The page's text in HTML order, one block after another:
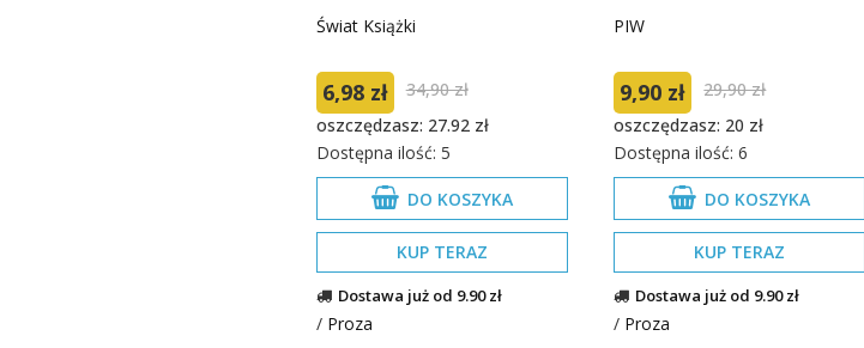
Świat Książki
6,98 zł
34,90 zł
oszczędzasz: 27.92 zł
Dostępna ilość: 5
DO KOSZYKA
KUP TERAZ
Dostawa już od 9.90 zł
/ Proza
PIW
9,90 zł
29,90 zł
oszczędzasz: 20 zł
Dostępna ilość: 6
DO KOSZYKA
KUP TERAZ
Dostawa już od 9.90 zł
/ Proza